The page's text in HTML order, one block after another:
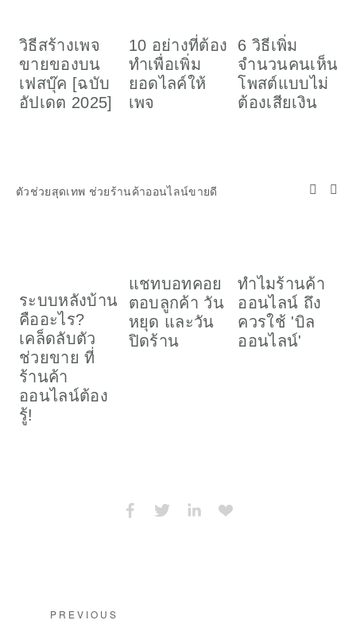
วิธีสร้างเพจ
ขายของบน
เฟสบุ๊ค [ฉบับ
อัปเดต 2025]
10 อย่างที่ต้อง
ทำเพื่อเพิ่ม
ยอดไลค์ให้
เพจ
6 วิธีเพิ่ม
จำนวนคนเห็น
โพสต์แบบไม่
ต้องเสียเงิน
ตัวช่วยสุดเทพ ช่วยร้านค้าออนไลน์ขายดี
ระบบหลังบ้าน
คืออะไร?
เคล็ดลับตัว
ช่วยขาย ที่
ร้านค้า
ออนไลน์ต้อง
รู้!
แชทบอทคอย
ตอบลูกค้า วัน
หยุด และวัน
ปิดร้าน
ทำไมร้านค้า
ออนไลน์ ถึง
ควรใช้ 'บิล
ออนไลน์'
PREVIOUS